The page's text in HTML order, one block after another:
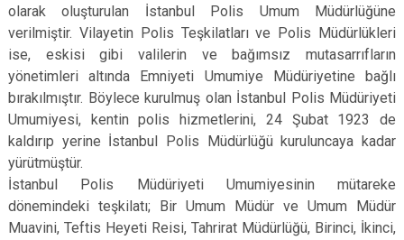
olarak oluşturulan İstanbul Polis Umum Müdürlüğüne
verilmiştir. Vilayetin Polis Teşkilatları ve Polis Müdürlükleri
ise, eskisi gibi valilerin ve bağımsız mutasarrıfların
yönetimleri altında Emniyeti Umumiye Müdüriyetine bağlı
bırakılmıştır. Böylece kurulmuş olan İstanbul Polis Müdüriyeti
Umumiyesi, kentin polis hizmetlerini, 24 Şubat 1923 de
kaldırıp yerine İstanbul Polis Müdürlüğü kuruluncaya kadar
yürütmüştür.
İstanbul Polis Müdüriyeti Umumiyesinin mütareke
dönemindeki teşkilatı; Bir Umum Müdür ve Umum Müdür
Muavini, Teftis Heyeti Reisi, Tahrirat Müdürlüğü, Birinci, İkinci,